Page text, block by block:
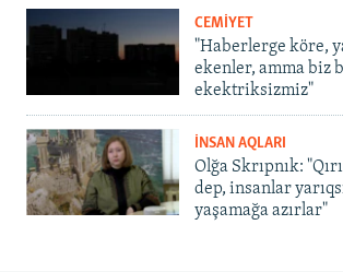
CEMİYET
"Haberlerge köre,
ekenler, amma biz
ekektriksizmiz"
İNSAN AQLARI
Olğa Skrıpnık:
dep, insanlar
yaşamağa azırlar"